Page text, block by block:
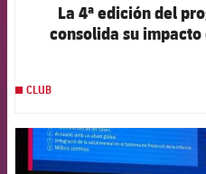
La 4ª edición del
consolida su impacto
CLUB